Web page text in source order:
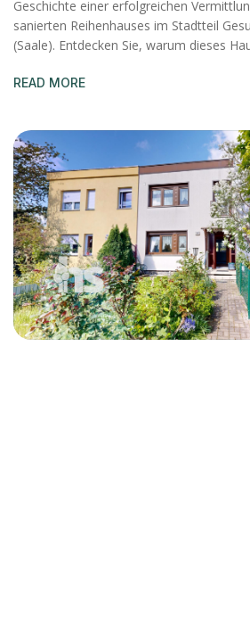
Geschichte einer erfolgreichen
sanierten Reihenhauses im Stadtteil
(Saale). Entdecken Sie, warum dieses
READ MORE